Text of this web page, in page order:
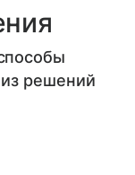
решений